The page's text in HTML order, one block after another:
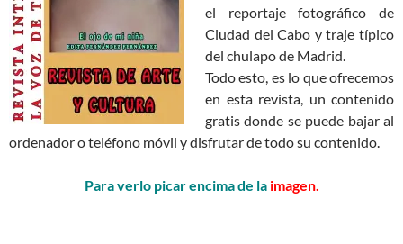
el reportaje fotográfico de
Ciudad del Cabo y traje típico
del chulapo de Madrid.
Todo esto, es lo que ofrecemos
en esta revista, un contenido
gratis donde se puede bajar al
ordenador o teléfono móvil y disfrutar de todo su contenido.
Para verlo picar encima de la imagen.